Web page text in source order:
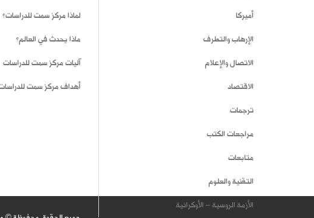
أميركا
الإرهاب والتطرف
الاتصال والإعلام
الاقتصاد
ترجمات
مراجعات الكتب
متابعات
التقنية والعلوم
الأزمة الروسية – الأوكرانية
لماذا مركز سمت للدراسات؟
ماذا يحدث في العالم؟
آليات مركز سمت للدراسات
أهداف مركز سمت